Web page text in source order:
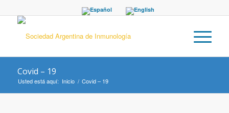
Covid – 19
Usted está aquí: Inicio / Covid – 19